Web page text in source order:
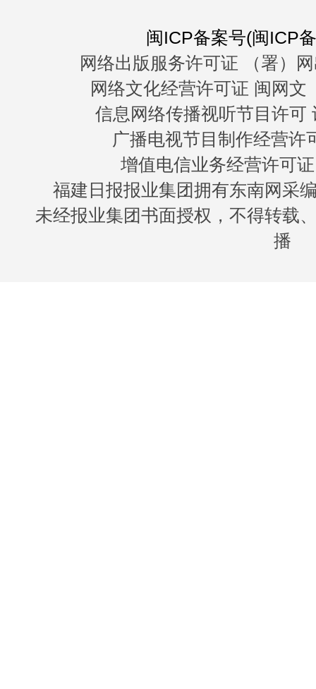
闽ICP备案号(闽ICP
网络出版服务许可证 （署）
网络文化经营许可证 闽网文
信息网络传播视听节目许可
广播电视节目制作经营许
增值电信业务经营许可
福建日报报业集团拥有东南网采
未经报业集团书面授权，不得转载
播